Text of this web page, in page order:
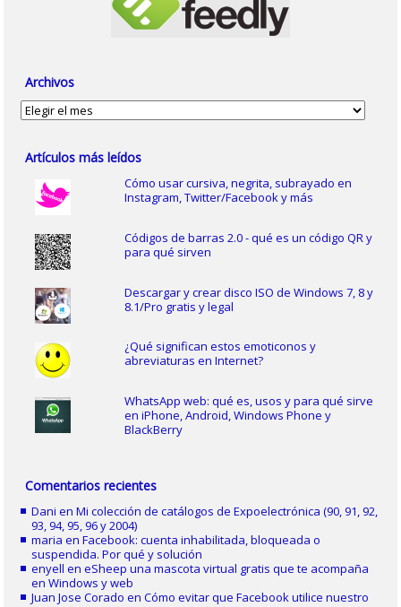
Archivos
Archivos
Artículos más leídos
Cómo usar cursiva, negrita, subrayado en
Instagram, Twitter/Facebook y más
Códigos de barras 2.0 - qué es un código QR y
para qué sirven
Descargar y crear disco ISO de Windows 7, 8 y
8.1/Pro gratis y legal
¿Qué significan estos emoticonos y
abreviaturas en Internet?
WhatsApp web: qué es, usos y para qué sirve
en iPhone, Android, Windows Phone y
BlackBerry
Comentarios recientes
Dani enMi colección de catálogos de Expoelectrónica (90, 91, 92,
93, 94, 95, 96 y 2004)
maria enFacebook: cuenta inhabilitada, bloqueada o
suspendida. Por qué y solución
enyell eneSheep una mascota virtual gratis que te acompaña
en Windows y web
Juan Jose Corado enCómo evitar que Facebook utilice nuestro